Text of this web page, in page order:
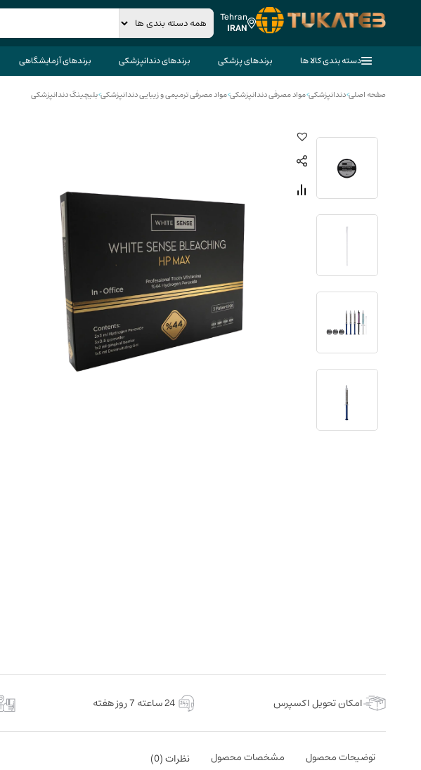
Tehran
IRAN
دسته بندی کالا ها برندهای پزشکی برندهای دندانپزشکی برندهای آزمایشگاهی
صفحه اصلی>دندانپزشکی>مواد مصرفی دندانپزشکی>مواد مصرفی ترمیمی و زیبایی دندانپزشکی>بلیچینگ دندانپزشکی
امکان تحویل اکسپرس 24 ساعته 7 روز هفته
توضیحات محصول مشخصات محصول نظرات (0
)